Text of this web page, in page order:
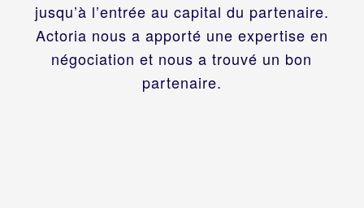
jusqu’à l’entrée au capital du partenaire.
Actoria nous a apporté une expertise en
négociation et nous a trouvé un bon
partenaire.